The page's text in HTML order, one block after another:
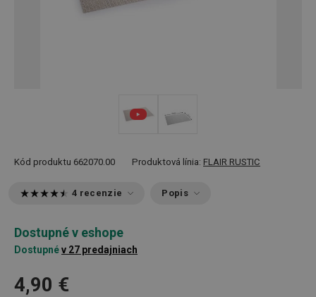
Kód produktu 662070.00 Produktová línia: FLAIR RUSTIC
4 recenzie Popis
Dostupné v eshope
Dostupnév 27 predajniach
4,90 €